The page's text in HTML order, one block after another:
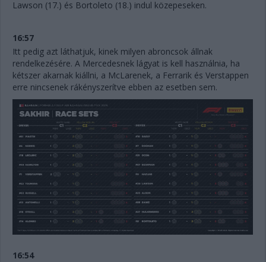
Lawson (17.) és Bortoleto (18.) indul közepeseken.
16:57
Itt pedig azt láthatjuk, kinek milyen abroncsok állnak
rendelkezésére. A Mercedesnek lágyat is kell használnia, ha
kétszer akarnak kiállni, a McLarenek, a Ferrarik és Verstappen
erre nincsenek rákényszerítve ebben az esetben sem.
16:54